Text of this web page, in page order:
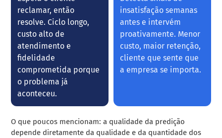
reclamar, então
resolve. Ciclo longo,
custo alto de
atendimento e
fidelidade
comprometida porque
o problema já
aconteceu.
insatisfação semanas
antes e intervém
proativamente. Menor
custo, maior retenção,
cliente que sente que
a empresa se importa.
O que poucos mencionam: a qualidade da predição
depende diretamente da qualidade e da quantidade dos